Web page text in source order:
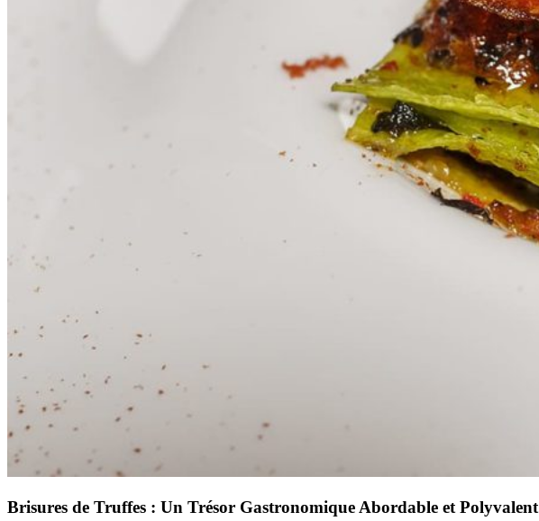
Brisures de Truffes : Un Trésor Gastronomique Abordable et Polyvalent